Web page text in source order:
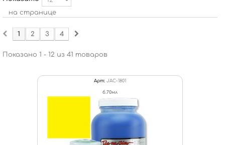
на странице
1 2 3 4
Показано 1 - 12 из 41 товаров
Арт: JAC-1801
б.70мл